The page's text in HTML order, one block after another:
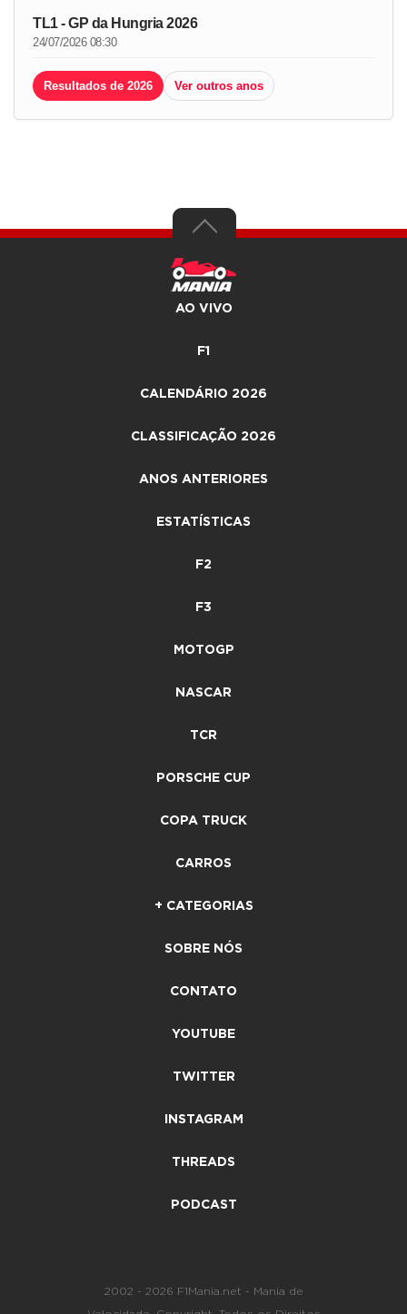
TL1 - GP da Hungria 2026
24/07/2026 08:30
Resultados de 2026 Ver outros anos
AO VIVO
F1
CALENDÁRIO 2026
CLASSIFICAÇÃO 2026
ANOS ANTERIORES
ESTATÍSTICAS
F2
F3
MOTOGP
NASCAR
TCR
PORSCHE CUP
COPA TRUCK
CARROS
+ CATEGORIAS
SOBRE NÓS
CONTATO
YOUTUBE
TWITTER
INSTAGRAM
THREADS
PODCAST
2002 - 2026 F1Mania.net - Mania de